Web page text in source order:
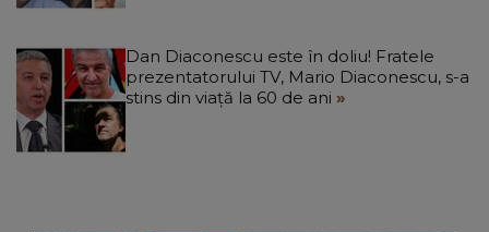
Dan Diaconescu este în doliu! Fratele
prezentatorului TV, Mario Diaconescu, s-a
stins din viață la 60 de ani